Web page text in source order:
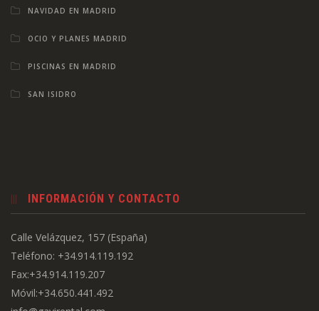
NAVIDAD EN MADRID
OCIO Y PLANES MADRID
PISCINAS EN MADRID
SAN ISIDRO
INFORMACIÓN Y CONTACTO
Calle Velázquez, 157 (España)
Teléfono: +34.914.119.192
Fax:+34.914.119.207
Móvil:+34.650.441.492